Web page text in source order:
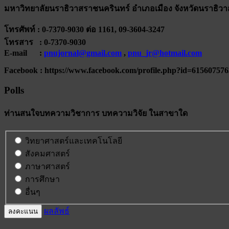
มหาวิทยาลัยนราธิวาสราชนครินทร์ อำเภอเมือง จังหวัดนราธิวา
โทรศัพท์ : 0-7370-9030 ต่อ 1161, 09-3604-3247
โทรสาร : 0-7370-9030
E-mail : pnujornal@gmail.com , pnu_jr@hotmail.com
Facebook : https://www.facebook.com/
Polls
ท่านสนใจบทความวิชาการ บทความวิจัย ในสาขาใด
วิทยาศาสตร์และเทคโนโลยี
สังคมศาสตร์
ภาษาศาสตร์
การศึกษา
อื่นๆ
ผลลัพธ์